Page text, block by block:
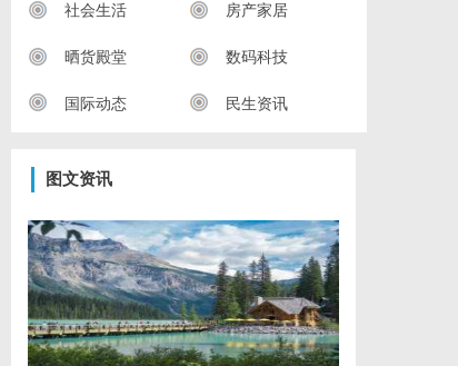
社会生活 房产家居
晒货殿堂 数码科技
国际动态 民生资讯
图文资讯